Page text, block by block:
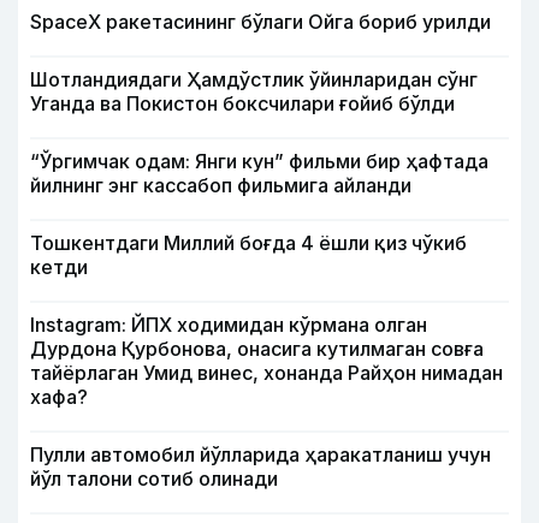
SpaceX ракетасининг бўлаги Ойга бориб урилди
Шотландиядаги Ҳамдўстлик ўйинларидан сўнг
Уганда ва Покистон боксчилари ғойиб бўлди
“Ўргимчак одам: Янги кун” фильми бир ҳафтада
йилнинг энг кассабоп фильмига айланди
Тошкентдаги Миллий боғда 4 ёшли қиз чўкиб
кетди
Instagram: ЙПХ ходимидан кўрмана олган
Дурдона Қурбонова, онасига кутилмаган совға
тайёрлаган Умид винес, хонанда Райҳон нимадан
хафа?
Пулли автомобил йўлларида ҳаракатланиш учун
йўл талони сотиб олинади